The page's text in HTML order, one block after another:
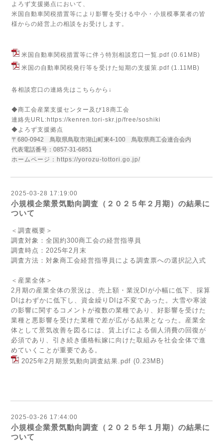
よろず支援拠点において、
米国自動車関税措置等により影響を受ける中小・小規模事業者の皆
様からの経営上の相談をお受けします。
米国自動車関税措置等に伴う特別相談窓口一覧.pdf (0.61MB)
米国の自動車関税発行等を受けた短期の支援策.pdf (1.11MB)
各相談窓口の連絡先はこちらから↓
◆商工会産業支援センター及び18商工会
連絡先URL: https://kenren.tori-skr.jp/free/soshiki
◆よろず支援拠点
〒680-0942 鳥取県鳥取市湖山町東4-100 鳥取県商工会連合会内
代表電話番号：0857-31-6851
ホームページ： https://yorozu-tottori.go.jp/
2025-03-28 17:19:00
小規模企業景気動向調査（２０２５年２月期）の結果に
ついて
＜調査概要＞
調査対象：全国約300商工会の経営指導員
調査時点：2025年2月末
調査方法：対象商工会経営指導員による調査票への選択記入式
＜産業全体＞
2月期の産業全体の景況は、売上額・業況DIが小幅に低下、採算
DIはわずかに低下し、資金繰りDIは不変であった。大雪や寒波
の影響に関するコメントが複数の業種であり、好影響を受けた
業種と悪影響を受けた業種で差が広がる結果となった。産業全
体として景気改善を図るには、賃上げによる個人消費の回復が
必須であり、引き続き価格転嫁に向けた取組みを社会全体で進
めていくことが重要である。
2025年2月期景気動向調査結果.pdf (0.23MB)
2025-03-26 17:44:00
小規模企業景気動向調査（２０２５年１月期）の結果に
ついて